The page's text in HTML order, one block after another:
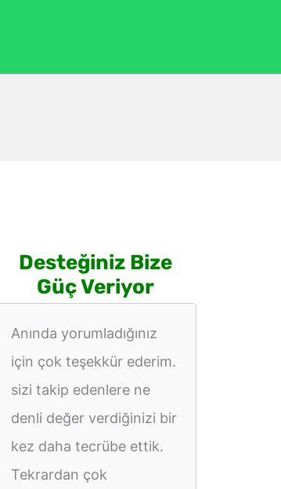
Desteğiniz Bize
Güç Veriyor
Anında yorumladığınız
için çok teşekkür ederim.
sizi takip edenlere ne
denli değer verdiğinizi bir
kez daha tecrübe ettik.
Tekrardan çok